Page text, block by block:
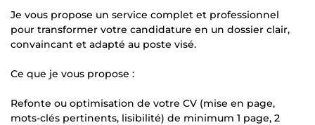
Je vous propose un service complet et professionnel
pour transformer votre candidature en un dossier clair,
convaincant et adapté au poste visé.
Ce que je vous propose :
Refonte ou optimisation de votre CV (mise en page,
mots-clés pertinents, lisibilité) de minimum 1 page, 2